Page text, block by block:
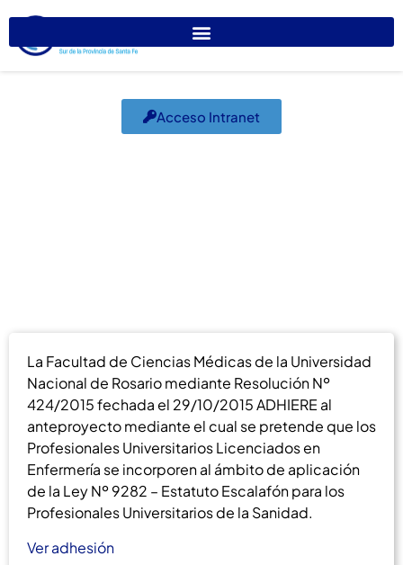
Acceso Intranet
La Facultad de Ciencias Médicas de la Universidad
Nacional de Rosario mediante Resolución Nº
424/2015 fechada el 29/10/2015 ADHIERE al
anteproyecto mediante el cual se pretende que los
Profesionales Universitarios Licenciados en
Enfermería se incorporen al ámbito de aplicación
de la Ley Nº 9282 – Estatuto Escalafón para los
Profesionales Universitarios de la Sanidad.
Ver adhesión